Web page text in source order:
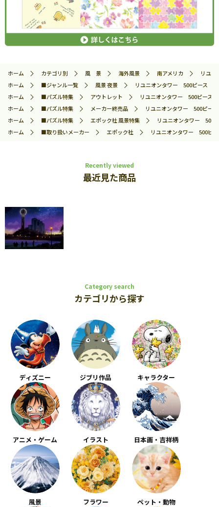
ホーム カテゴリ別 風 景 海外風景 南アメリカ
リユ
ホーム
■ジャンル一覧 風景 夜景
リユニオンタワー 500ピース
ホーム
■パズル特集 アウトレット
リユニオンタワー 500ピース
ホーム
■パズル特集 メーカー終売品
リユニオンタワー 500ピー
ホーム
■パズル特集 エポック社 風景特集
リユニオンタワー 500
ホーム
■取り扱いメーカー エポック社 リユニオンタワー 500ピ
Recently viewed
最近見た商品
Category search
カテゴリから探す
ディズニー ジブリ作品 キャラクター
アニメ・ゲーム イラスト 日本画・吉祥柄
風景 フラワー ペット・動物